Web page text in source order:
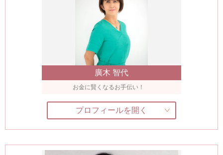
廣木 智代
お金に賢くなるお手伝い！
プロフィールを開く